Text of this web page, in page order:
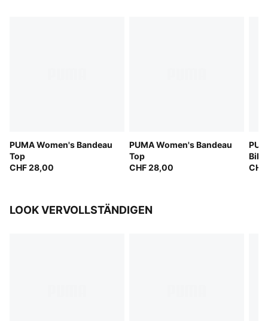
PUMA Women's Bandeau
Top
CHF 28,00
PUMA Women's Bandeau
Top
CHF 28,00
LOOK VERVOLLSTÄNDIGEN